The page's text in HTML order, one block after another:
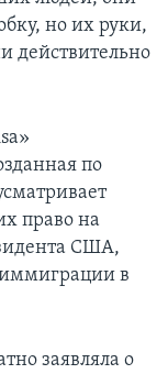
но их руки,
действительно
по
право на
США,
в
заявляла о